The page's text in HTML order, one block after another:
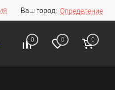
Ваш город: Определение
0 0 0